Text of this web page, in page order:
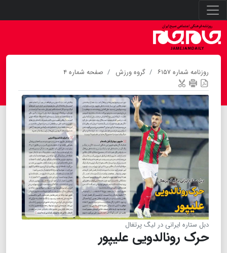
روزنامه شماره ۶۱۵۷ گروه ورزش صفحه شماره ۴
دبل ستاره ایرانی در لیگ پرتغال
حرک رونالدویی علیپور